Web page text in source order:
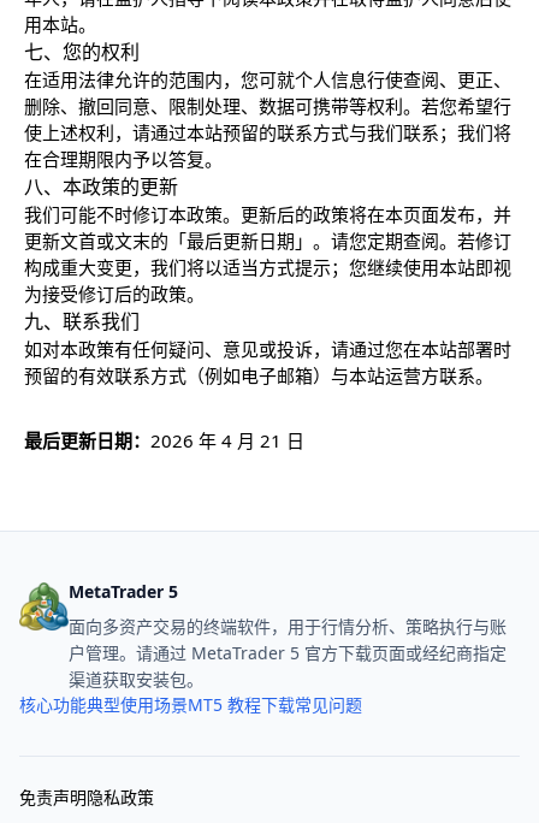
用本站。
七、您的权利
在适用法律允许的范围内，您可就个人信息行使查阅、更正、
删除、撤回同意、限制处理、数据可携带等权利。若您希望行
使上述权利，请通过本站预留的联系方式与我们联系；我们将
在合理期限内予以答复。
八、本政策的更新
我们可能不时修订本政策。更新后的政策将在本页面发布，并
更新文首或文末的「最后更新日期」。请您定期查阅。若修订
构成重大变更，我们将以适当方式提示；您继续使用本站即视
为接受修订后的政策。
九、联系我们
如对本政策有任何疑问、意见或投诉，请通过您在本站部署时
预留的有效联系方式（例如电子邮箱）与本站运营方联系。
最后更新日期： 2026 年 4 月 21 日
MetaTrader 5
面向多资产交易的终端软件，用于行情分析、策略执行与账
户管理。请通过 MetaTrader 5 官方下载页面或经纪商指定
渠道获取安装包。
核心功能典型使用场景MT5 教程下载常见问题
免责声明隐私政策